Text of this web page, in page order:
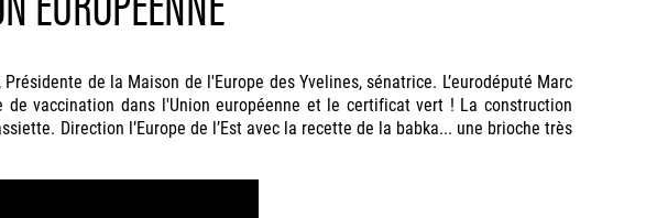
de la Maison de l'Europe des Yvelines, sénatrice. L’eurodéputé Marc
de vaccination dans l'Union européenne et le certificat vert ! La construction
Direction l’Europe de l’Est avec la recette de la babka... une brioche très